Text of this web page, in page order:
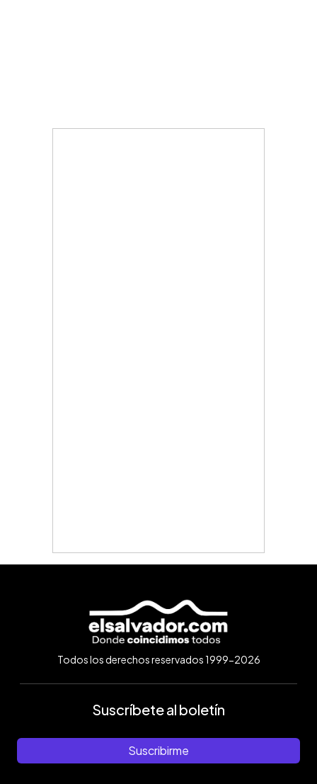
Todos los derechos reservados 1999-2026
Suscríbete al boletín
Suscribirme